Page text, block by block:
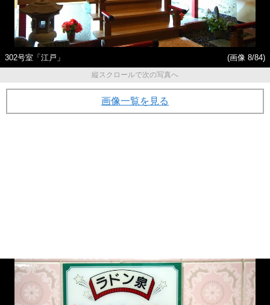
302号室「江戸」
(画像 8/84)
縦スクロールで次の写真へ
画像一覧を見る